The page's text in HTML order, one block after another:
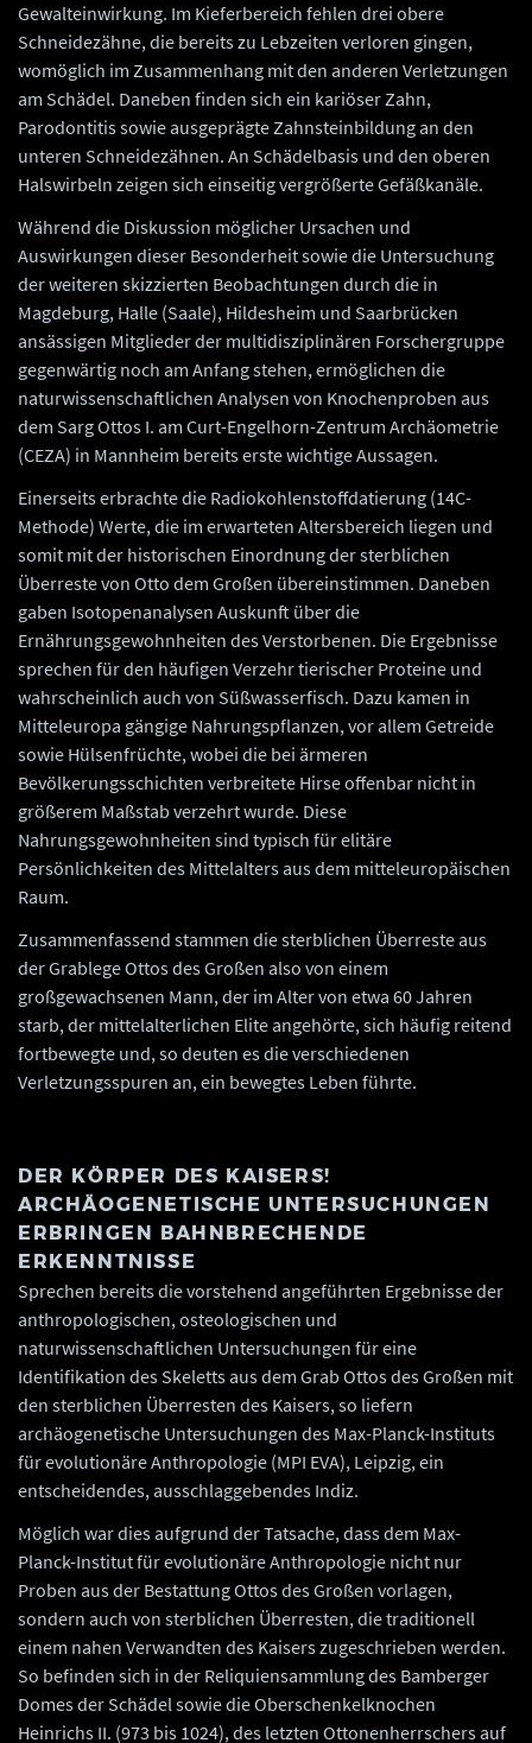
Gewalteinwirkung. Im Kieferbereich fehlen drei obere
Schneidezähne, die bereits zu Lebzeiten verloren gingen,
womöglich im Zusammenhang mit den anderen Verletzungen
am Schädel. Daneben finden sich ein kariöser Zahn,
Parodontitis sowie ausgeprägte Zahnsteinbildung an den
unteren Schneidezähnen. An Schädelbasis und den oberen
Halswirbeln zeigen sich einseitig vergrößerte Gefäßkanäle.
Während die Diskussion möglicher Ursachen und
Auswirkungen dieser Besonderheit sowie die Untersuchung
der weiteren skizzierten Beobachtungen durch die in
Magdeburg, Halle (Saale), Hildesheim und Saarbrücken
ansässigen Mitglieder der multidisziplinären Forschergruppe
gegenwärtig noch am Anfang stehen, ermöglichen die
naturwissenschaftlichen Analysen von Knochenproben aus
dem Sarg Ottos I. am Curt-Engelhorn-Zentrum Archäometrie
(CEZA) in Mannheim bereits erste wichtige Aussagen.
Einerseits erbrachte die Radiokohlenstoffdatierung (14C-
Methode) Werte, die im erwarteten Altersbereich liegen und
somit mit der historischen Einordnung der sterblichen
Überreste von Otto dem Großen übereinstimmen. Daneben
gaben Isotopenanalysen Auskunft über die
Ernährungsgewohnheiten des Verstorbenen. Die Ergebnisse
sprechen für den häufigen Verzehr tierischer Proteine und
wahrscheinlich auch von Süßwasserfisch. Dazu kamen in
Mitteleuropa gängige Nahrungspflanzen, vor allem Getreide
sowie Hülsenfrüchte, wobei die bei ärmeren
Bevölkerungsschichten verbreitete Hirse offenbar nicht in
größerem Maßstab verzehrt wurde. Diese
Nahrungsgewohnheiten sind typisch für elitäre
Persönlichkeiten des Mittelalters aus dem mitteleuropäischen
Raum.
Zusammenfassend stammen die sterblichen Überreste aus
der Grablege Ottos des Großen also von einem
großgewachsenen Mann, der im Alter von etwa 60 Jahren
starb, der mittelalterlichen Elite angehörte, sich häufig reitend
fortbewegte und, so deuten es die verschiedenen
Verletzungsspuren an, ein bewegtes Leben führte.
DER KÖRPER DES KAISERS!
ARCHÄOGENETISCHE UNTERSUCHUNGEN
ERBRINGEN BAHNBRECHENDE
ERKENNTNISSE
Sprechen bereits die vorstehend angeführten Ergebnisse der
anthropologischen, osteologischen und
naturwissenschaftlichen Untersuchungen für eine
Identifikation des Skeletts aus dem Grab Ottos des Großen mit
den sterblichen Überresten des Kaisers, so liefern
archäogenetische Untersuchungen des Max-Planck-Instituts
für evolutionäre Anthropologie (MPI EVA), Leipzig, ein
entscheidendes, ausschlaggebendes Indiz.
Möglich war dies aufgrund der Tatsache, dass dem Max-
Planck-Institut für evolutionäre Anthropologie nicht nur
Proben aus der Bestattung Ottos des Großen vorlagen,
sondern auch von sterblichen Überresten, die traditionell
einem nahen Verwandten des Kaisers zugeschrieben werden.
So befinden sich in der Reliquiensammlung des Bamberger
Domes der Schädel sowie die Oberschenkelknochen
Heinrichs II. (973 bis 1024), des letzten Ottonenherrschers auf